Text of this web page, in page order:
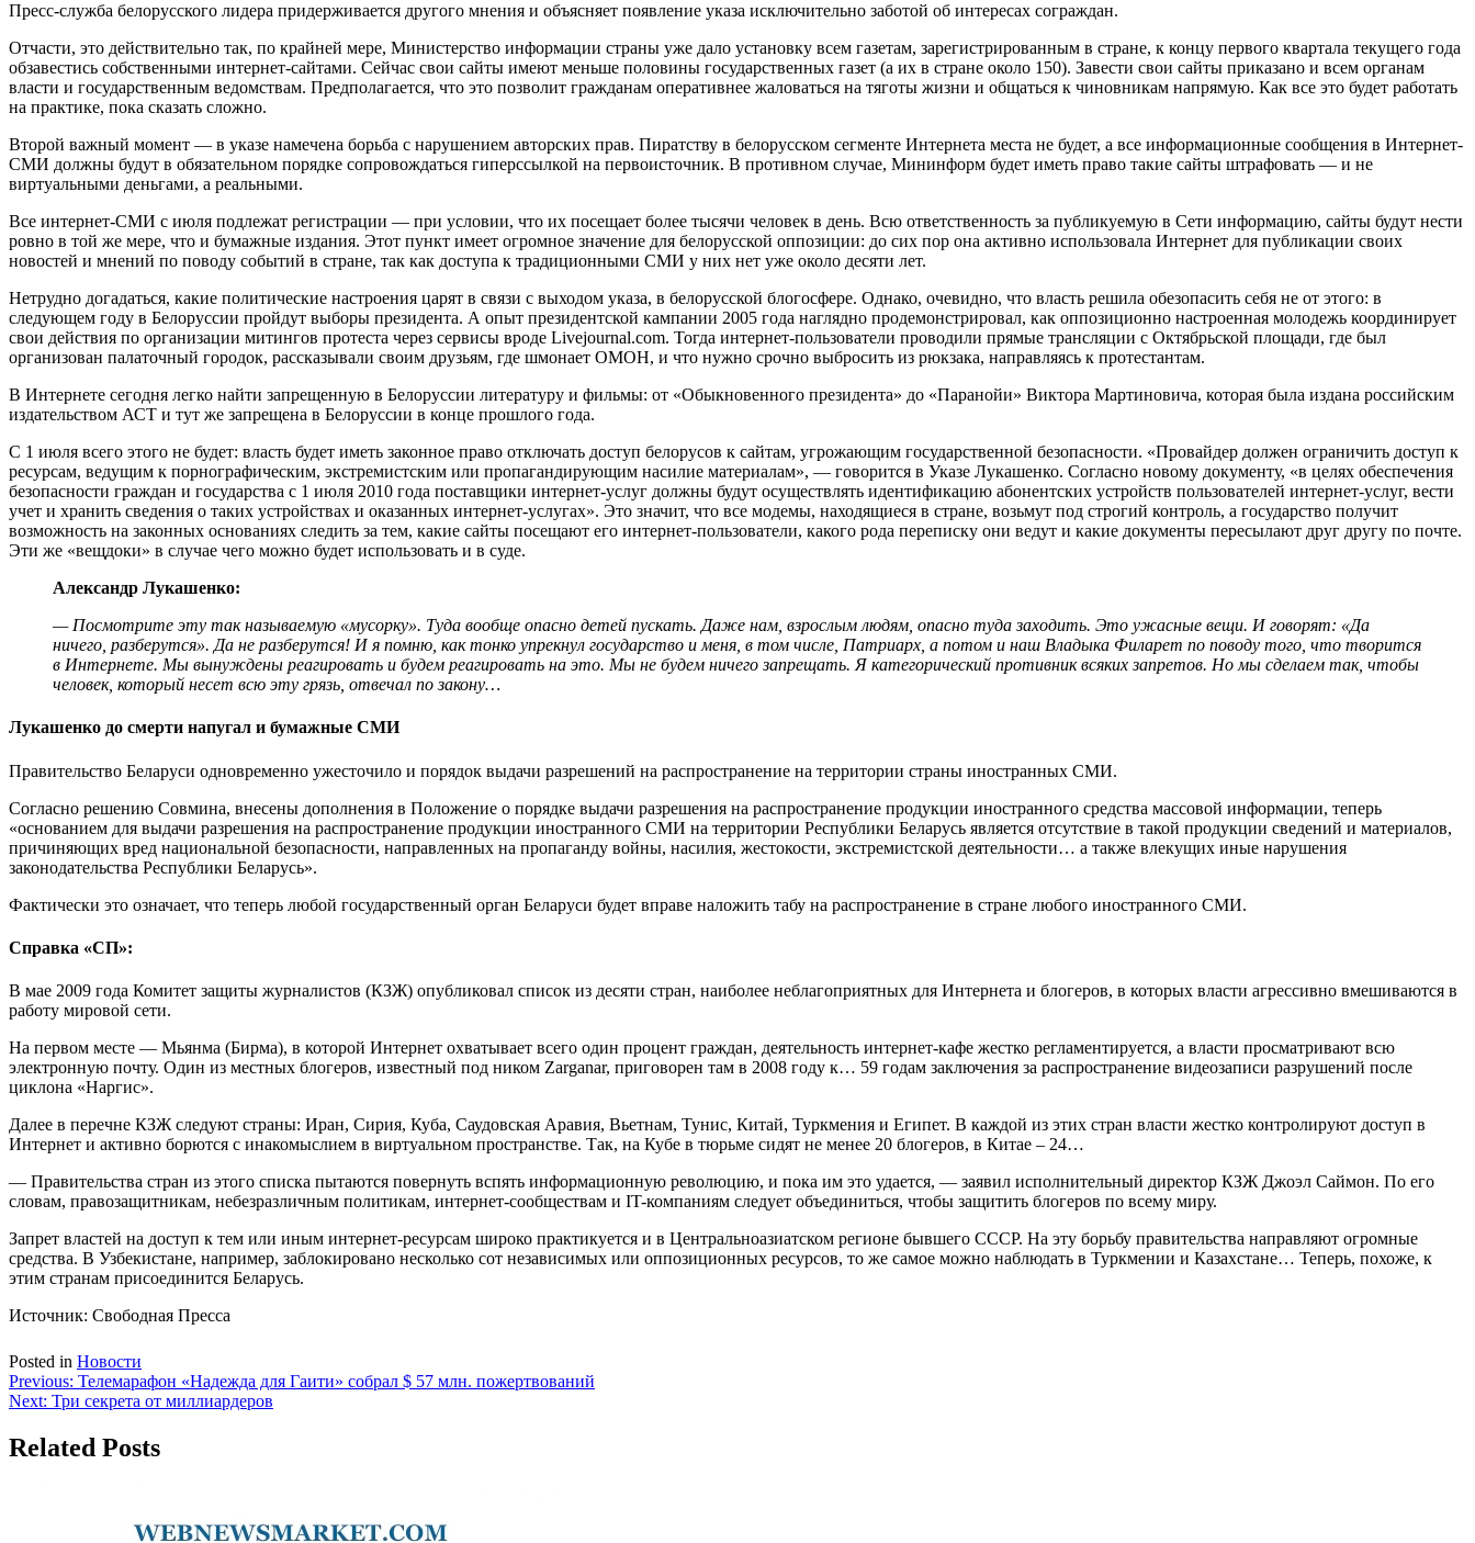
Пресс-служба белорусского лидера придерживается другого мнения и объясняет появление указа исключительно заботой об интересах сограждан.
Отчасти, это действительно так, по крайней мере, Министерство информации страны уже дало установку всем газетам, зарегистрированным в стране, к концу первого квартала текущего года
обзавестись собственными интернет-сайтами. Сейчас свои сайты имеют меньше половины государственных газет (а их в стране около 150). Завести свои сайты приказано и всем органам
власти и государственным ведомствам. Предполагается, что это позволит гражданам оперативнее жаловаться на тяготы жизни и общаться к чиновникам напрямую. Как все это будет работать
на практике, пока сказать сложно.
Второй важный момент — в указе намечена борьба с нарушением авторских прав. Пиратству в белорусском сегменте Интернета места не будет, а все информационные сообщения в Интернет-
СМИ должны будут в обязательном порядке сопровождаться гиперссылкой на первоисточник. В противном случае, Мининформ будет иметь право такие сайты штрафовать — и не
виртуальными деньгами, а реальными.
Все интернет-СМИ с июля подлежат регистрации — при условии, что их посещает более тысячи человек в день. Всю ответственность за публикуемую в Сети информацию, сайты будут нести
ровно в той же мере, что и бумажные издания. Этот пункт имеет огромное значение для белорусской оппозиции: до сих пор она активно использовала Интернет для публикации своих
новостей и мнений по поводу событий в стране, так как доступа к традиционными СМИ у них нет уже около десяти лет.
Нетрудно догадаться, какие политические настроения царят в связи с выходом указа, в белорусской блогосфере. Однако, очевидно, что власть решила обезопасить себя не от этого: в
следующем году в Белоруссии пройдут выборы президента. А опыт президентской кампании 2005 года наглядно продемонстрировал, как оппозиционно настроенная молодежь координирует
свои действия по организации митингов протеста через сервисы вроде Livejournal.com. Тогда интернет-пользователи проводили прямые трансляции с Октябрьской площади, где был
организован палаточный городок, рассказывали своим друзьям, где шмонает ОМОН, и что нужно срочно выбросить из рюкзака, направляясь к протестантам.
В Интернете сегодня легко найти запрещенную в Белоруссии литературу и фильмы: от «Обыкновенного президента» до «Паранойи» Виктора Мартиновича, которая была издана российским
издательством АСТ и тут же запрещена в Белоруссии в конце прошлого года.
С 1 июля всего этого не будет: власть будет иметь законное право отключать доступ белорусов к сайтам, угрожающим государственной безопасности. «Провайдер должен ограничить доступ к
ресурсам, ведущим к порнографическим, экстремистским или пропагандирующим насилие материалам», — говорится в Указе Лукашенко. Согласно новому документу, «в целях обеспечения
безопасности граждан и государства с 1 июля 2010 года поставщики интернет-услуг должны будут осуществлять идентификацию абонентских устройств пользователей интернет-услуг, вести
учет и хранить сведения о таких устройствах и оказанных интернет-услугах». Это значит, что все модемы, находящиеся в стране, возьмут под строгий контроль, а государство получит
возможность на законных основаниях следить за тем, какие сайты посещают его интернет-пользователи, какого рода переписку они ведут и какие документы пересылают друг другу по почте.
Эти же «вещдоки» в случае чего можно будет использовать и в суде.
Александр Лукашенко:
— Посмотрите эту так называемую «мусорку». Туда вообще опасно детей пускать. Даже нам, взрослым людям, опасно туда заходить. Это ужасные вещи. И говорят: «Да
ничего, разберутся». Да не разберутся! И я помню, как тонко упрекнул государство и меня, в том числе, Патриарх, а потом и наш Владыка Филарет по поводу того, что творится
в Интернете. Мы вынуждены реагировать и будем реагировать на это. Мы не будем ничего запрещать. Я категорический противник всяких запретов. Но мы сделаем так, чтобы
человек, который несет всю эту грязь, отвечал по закону…
Лукашенко до смерти напугал и бумажные СМИ
Правительство Беларуси одновременно ужесточило и порядок выдачи разрешений на распространение на территории страны иностранных СМИ.
Согласно решению Совмина, внесены дополнения в Положение о порядке выдачи разрешения на распространение продукции иностранного средства массовой информации, теперь
«основанием для выдачи разрешения на распространение продукции иностранного СМИ на территории Республики Беларусь является отсутствие в такой продукции сведений и материалов,
причиняющих вред национальной безопасности, направленных на пропаганду войны, насилия, жестокости, экстремистской деятельности… а также влекущих иные нарушения
законодательства Республики Беларусь».
Фактически это означает, что теперь любой государственный орган Беларуси будет вправе наложить табу на распространение в стране любого иностранного СМИ.
Справка «СП»:
В мае 2009 года Комитет защиты журналистов (КЗЖ) опубликовал список из десяти стран, наиболее неблагоприятных для Интернета и блогеров, в которых власти агрессивно вмешиваются в
работу мировой сети.
На первом месте — Мьянма (Бирма), в которой Интернет охватывает всего один процент граждан, деятельность интернет-кафе жестко регламентируется, а власти просматривают всю
электронную почту. Один из местных блогеров, известный под ником Zarganar, приговорен там в 2008 году к… 59 годам заключения за распространение видеозаписи разрушений после
циклона «Наргис».
Далее в перечне КЗЖ следуют страны: Иран, Сирия, Куба, Саудовская Аравия, Вьетнам, Тунис, Китай, Туркмения и Египет. В каждой из этих стран власти жестко контролируют доступ в
Интернет и активно борются с инакомыслием в виртуальном пространстве. Так, на Кубе в тюрьме сидят не менее 20 блогеров, в Китае – 24…
— Правительства стран из этого списка пытаются повернуть вспять информационную революцию, и пока им это удается, — заявил исполнительный директор КЗЖ Джоэл Саймон. По его
словам, правозащитникам, небезразличным политикам, интернет-сообществам и IT-компаниям следует объединиться, чтобы защитить блогеров по всему миру.
Запрет властей на доступ к тем или иным интернет-ресурсам широко практикуется и в Центральноазиатском регионе бывшего СССР. На эту борьбу правительства направляют огромные
средства. В Узбекистане, например, заблокировано несколько сот независимых или оппозиционных ресурсов, то же самое можно наблюдать в Туркмении и Казахстане… Теперь, похоже, к
этим странам присоединится Беларусь.
Источник: Свободная Пресса
Posted in Новости
Навигация
по
записям
Previous: Телемарафон «Надежда для Гаити» собрал $ 57 млн. пожертвований
Next: Три секрета от миллиардеров
Related Posts